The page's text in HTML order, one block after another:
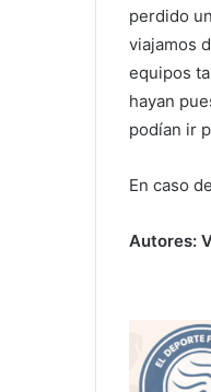
perdido
viajamos
equipos
hayan
podían ir
En caso
Autores: